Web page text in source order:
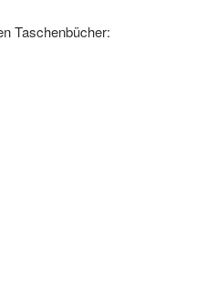
Taschenbücher: